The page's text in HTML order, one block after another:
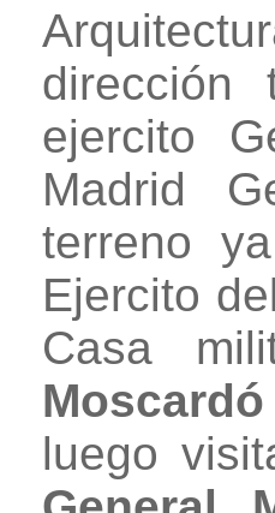
ejercito
Madrid
terreno
Ejercito
Casa
luego